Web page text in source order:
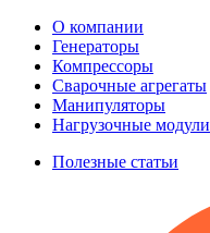
О компании
Генераторы
Компрессоры
Сварочные агрегаты
Манипуляторы
Нагрузочные модули
Полезные статьи